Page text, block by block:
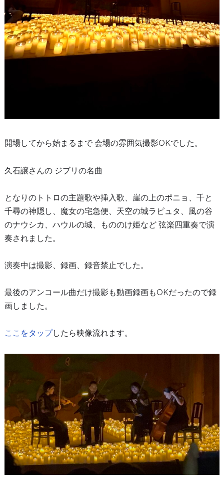
開場してから始まるまで 会場の雰囲気撮影OKでした。
久石譲さんの ジブリの名曲
となりのトトロの主題歌や挿入歌、崖の上のポニョ、千と
千尋の神隠し、魔女の宅急便、天空の城ラピュタ、風の谷
のナウシカ、ハウルの城、もののけ姫など 弦楽四重奏で演
奏されました。
演奏中は撮影、録画、録音禁止でした。
最後のアンコール曲だけ撮影も動画録画もOKだったので録
画しました。
ここをタップしたら映像流れます。